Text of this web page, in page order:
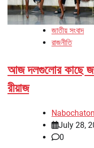
জাতীয় সংবাদ
রাজনীতি
আজ দলগুলোর কাছে
রীয়াজ
July 28,
0